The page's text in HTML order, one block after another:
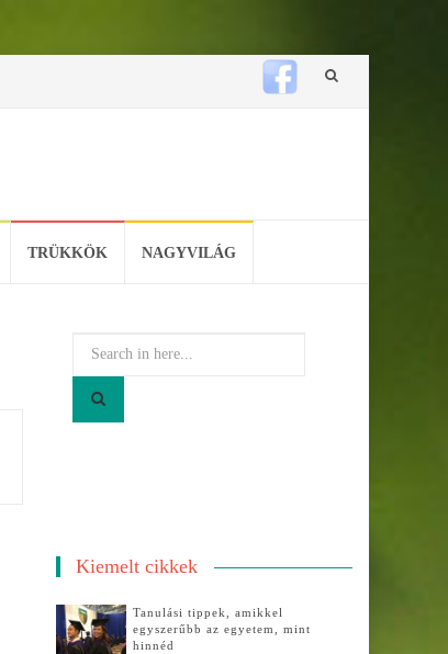
Skip
TRÜKKÖK NAGYVILÁG
Kiemelt cikkek
Tanulási tippek, amikkel
egyszerűbb az egyetem, mint
hinnéd